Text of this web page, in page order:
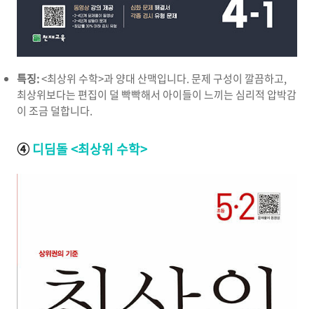
특징:<최상위 수학>과 양대 산맥입니다. 문제 구성이 깔끔하고,
최상위보다는 편집이 덜 빡빡해서 아이들이 느끼는 심리적 압박감
이 조금 덜합니다.
④디딤돌 <최상위 수학>